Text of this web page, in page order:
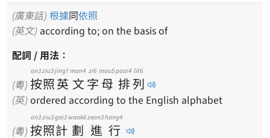
(廣東話) 根據同依照
(英文) according to; on the basis of
配詞 / 用法：
(粵) 按
on3
照
ziu3
英
jing1
文
man4
字
zi6
母
mou5
排
paai4
列
lit6
(英) ordered according to the English alphabet
(粵) 按
on3
照
ziu3
計
gai3
劃
waak6
進
zeon3
行
hang4